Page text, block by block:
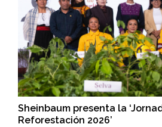
Sheinbaum presenta la
Reforestación 2026’